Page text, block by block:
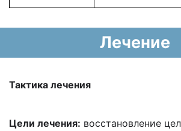
Лечение
Тактика лечения
Цели лечения: восстановление